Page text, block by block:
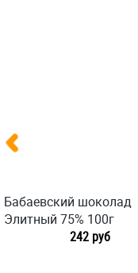
Бабаевский шоколад
Элитный 75% 100г
242 руб